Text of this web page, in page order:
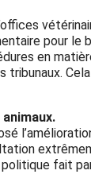
pour
en
fait